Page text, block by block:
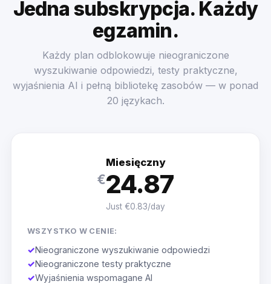
Jedna subskrypcja. Każdy
egzamin.
Każdy plan odblokowuje nieograniczone
wyszukiwanie odpowiedzi, testy praktyczne,
wyjaśnienia AI i pełną bibliotekę zasobów — w ponad
20 językach.
Miesięczny
€24.87
Just €0.83/day
WSZYSTKO W CENIE:
✓Nieograniczone wyszukiwanie odpowiedzi
✓Nieograniczone testy praktyczne
✓Wyjaśnienia wspomagane AI